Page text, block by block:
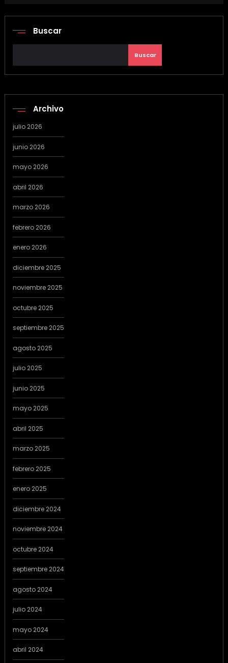
Buscar
Buscar
Archivo
julio 2026
junio 2026
mayo 2026
abril 2026
marzo 2026
febrero 2026
enero 2026
diciembre 2025
noviembre 2025
octubre 2025
septiembre 2025
agosto 2025
julio 2025
junio 2025
mayo 2025
abril 2025
marzo 2025
febrero 2025
enero 2025
diciembre 2024
noviembre 2024
octubre 2024
septiembre 2024
agosto 2024
julio 2024
mayo 2024
abril 2024